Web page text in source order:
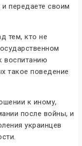
передаете своим
тем, кто не
воспитанию
такое поведение
к иному,
после войны, и
украинцев